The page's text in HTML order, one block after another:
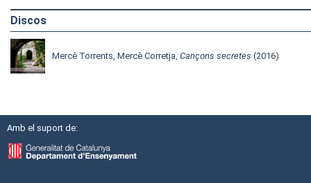
Discos
Mercè Torrents, Mercè Corretja, Cançons secretes (2016)
Amb el suport de: